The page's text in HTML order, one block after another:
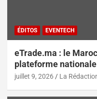
ÉDITOS EVENTECH
eTrade.ma : le
plateforme
électronique B2B
juillet 9, 2026 La